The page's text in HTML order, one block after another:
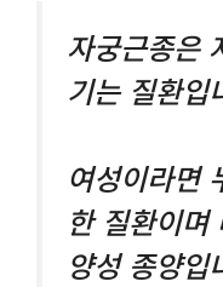
자궁근종은
기는 질환입
여성이라면
한 질환이며
양성 종양입